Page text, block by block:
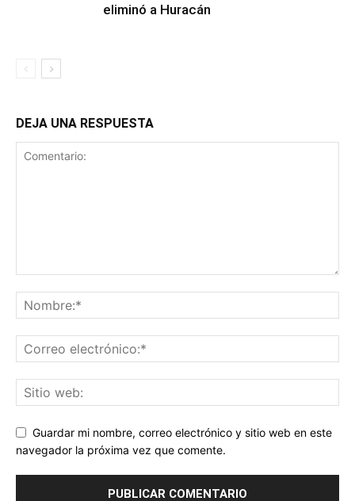
eliminó a Huracán
DEJA UNA RESPUESTA
Guardar mi nombre, correo electrónico y sitio web en este
navegador la próxima vez que comente.